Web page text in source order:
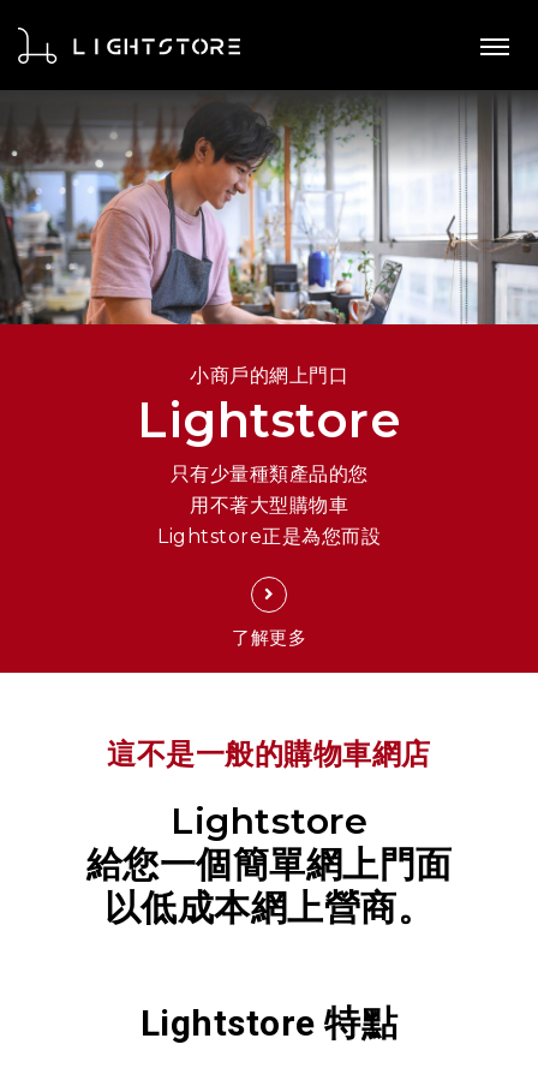
小商戶的網上門口
Lightstore
只有少量種類產品的您
用不著大型購物車
Lightstore正是為您而設
了解更多
這不是一般的購物車網店
Lightstore
給您一個簡單網上門面
以低成本網上營商。
Lightstore 特點